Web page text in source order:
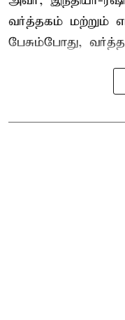
வர்த்தகம் மற்றும்
பேசும்போது,